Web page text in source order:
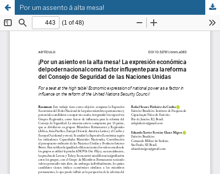
Por um assento à alta mesa!